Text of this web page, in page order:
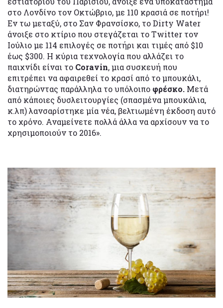
στο Λονδίνο τον Οκτώβριο, με 110 κρασιά σε ποτήρι!
Εν τω μεταξύ, στο Σαν Φρανσίσκο, το Dirty Water
άνοιξε στο κτίριο που στεγάζεται το Twitter τον
Ιούλιο με 114 επιλογές σε ποτήρι και τιμές από $10
έως $300. Η κύρια τεχνολογία που αλλάζει το
παιχνίδι είναι το Coravin, μια συσκευή που
επιτρέπει να αφαιρεθεί το κρασί από το μπουκάλι,
διατηρώντας παράλληλα το υπόλοιπο φρέσκο. Μετά
από κάποιες δυσλειτουργίες (σπασμένα μπουκάλια,
κ.λπ) λανσαρίστηκε μία νέα, βελτιωμένη έκδοση αυτό
το χρόνο. Αναμείνετε πολλά άλλα να αρχίσουν να το
χρησιμοποιούν το 2016».